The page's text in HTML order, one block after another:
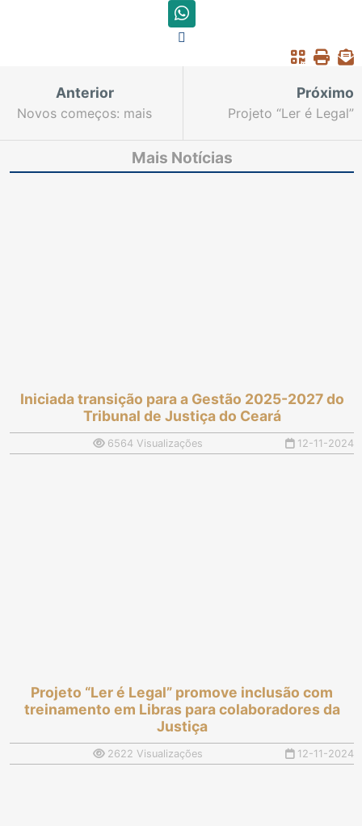
Anterior
Novos começos: mais
firmados pelo TJCE na
XIX Semana da
Próximo
Projeto “Ler é Legal”
treinamento em Libras
para colaboradores da
Mais Notícias
Iniciada transição para a Gestão 2025-2027 do
Tribunal de Justiça do Ceará
6564 Visualizações 12-11-2024
Projeto “Ler é Legal” promove inclusão com
treinamento em Libras para colaboradores da
Justiça
2622 Visualizações 12-11-2024